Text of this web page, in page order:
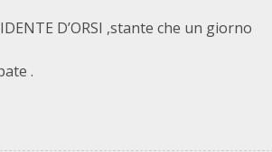
D’ORSI ,stante che un giorno
.